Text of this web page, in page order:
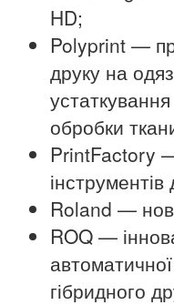
HD;
Polyprint —
друку на
обробки
PrintFactory
Roland —
ROQ —
гібридного